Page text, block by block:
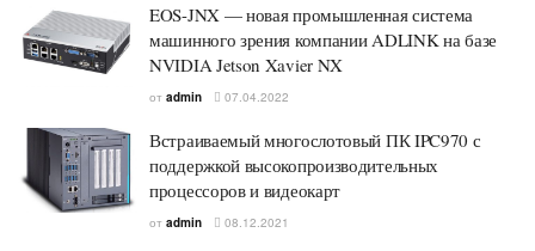
EOS-JNX — новая промышленная система
машинного зрения компании ADLINK на базе
NVIDIA Jetson Xavier NX
от admin 07.04.2022
Встраиваемый многослотовый ПК IPC970 с
поддержкой высокопроизводительных
процессоров и видеокарт
от admin 08.12.2021